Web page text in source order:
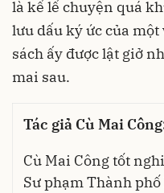
là kể lể chuyện quá
lưu dấu ký ức của
sách ấy được lật giở
mai sau.
Tác giả Cù Mai
Cù Mai Công tốt
Sư phạm Thành